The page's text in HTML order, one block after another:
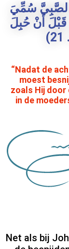
الصَّبِيَّ سُمِّيَ
أَنْ حُبِلَ
“Nadat de
moest
zoals Hij door
in de
Net als bij